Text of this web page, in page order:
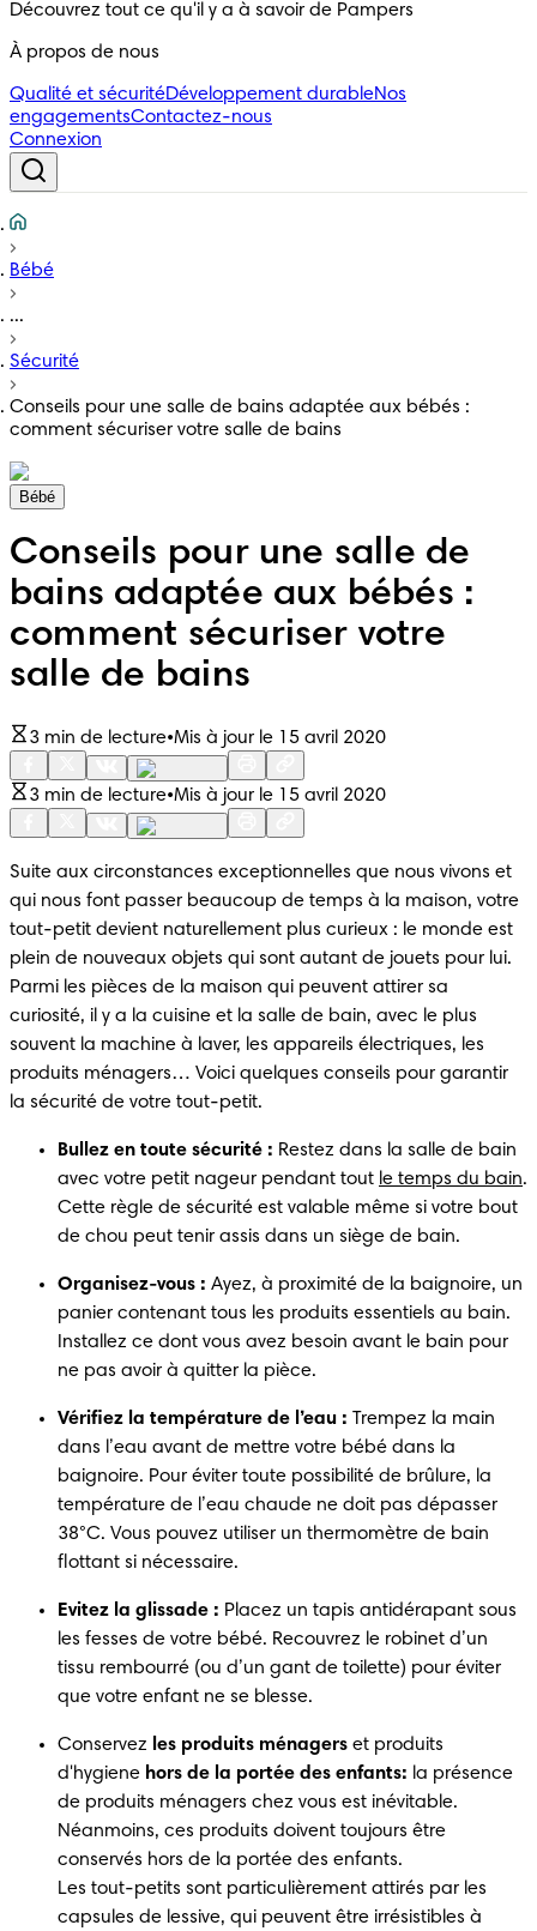
Découvrez tout ce qu'il y a à savoir de Pampers
À propos de nous
Qualité et sécuritéDéveloppement durableNos
engagementsContactez-nous
Connexion
Bébé
...
Sécurité
Conseils pour une salle de bains adaptée aux bébés :
comment sécuriser votre salle de bains
Bébé
Conseils pour une salle de
bains adaptée aux bébés :
comment sécuriser votre
salle de bains
3 min de lecture•Mis à jour le 15 avril 2020
3 min de lecture•Mis à jour le 15 avril 2020
Suite aux circonstances exceptionnelles que nous vivons et
qui nous font passer beaucoup de temps à la maison, votre
tout-petit devient naturellement plus curieux : le monde est
plein de nouveaux objets qui sont autant de jouets pour lui.
Parmi les pièces de la maison qui peuvent attirer sa
curiosité, il y a la cuisine et la salle de bain, avec le plus
souvent la machine à laver, les appareils électriques, les
produits ménagers… Voici quelques conseils pour garantir
la sécurité de votre tout-petit.
Bullez en toute sécurité : Restez dans la salle de bain
avec votre petit nageur pendant tout le temps du bain.
Cette règle de sécurité est valable même si votre bout
de chou peut tenir assis dans un siège de bain.
Organisez-vous : Ayez, à proximité de la baignoire, un
panier contenant tous les produits essentiels au bain.
Installez ce dont vous avez besoin avant le bain pour
ne pas avoir à quitter la pièce.
Vérifiez la température de l’eau : Trempez la main
dans l’eau avant de mettre votre bébé dans la
baignoire. Pour éviter toute possibilité de brûlure, la
température de l’eau chaude ne doit pas dépasser
38°C. Vous pouvez utiliser un thermomètre de bain
flottant si nécessaire.
Evitez la glissade : Placez un tapis antidérapant sous
les fesses de votre bébé. Recouvrez le robinet d’un
tissu rembourré (ou d’un gant de toilette) pour éviter
que votre enfant ne se blesse.
Conservez les produits ménagers et produits
d'hygiene hors de la portée des enfants: la présence
de produits ménagers chez vous est inévitable.
Néanmoins, ces produits doivent toujours être
conservés hors de la portée des enfants.
Les tout-petits sont particulièrement attirés par les
capsules de lessive, qui peuvent être irrésistibles à